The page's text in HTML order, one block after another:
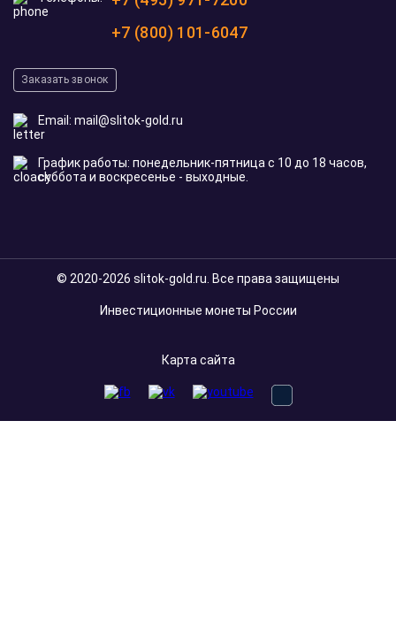
+7 (800) 101-6047
Заказать звонок
Email: mail@slitok-gold.ru
График работы: понедельник-пятница с 10 до 18 часов,
суббота и воскресенье - выходные.
© 2020-2026 slitok-gold.ru. Все права защищены
Инвестиционные монеты России
Карта сайта